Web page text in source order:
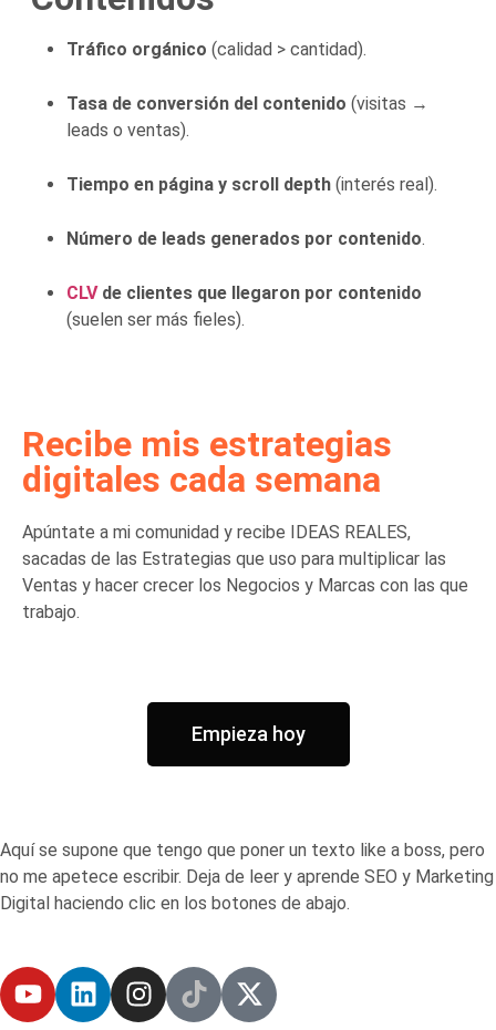
Tráfico orgánico (calidad > cantidad).
Tasa de conversión del contenido (visitas →
leads o ventas).
Tiempo en página y scroll depth(interés real).
Número de leads generados por contenido.
CLVde clientes que llegaron por contenido
(suelen ser más fieles).
Recibe mis estrategias
digitales cada semana
Apúntate a mi comunidad y recibe IDEAS REALES,
sacadas de las Estrategias que uso para multiplicar las
Ventas y hacer crecer los Negocios y Marcas con las que
trabajo.
Empieza hoy
Aquí se supone que tengo que poner un texto like a boss, pero
no me apetece escribir. Deja de leer y aprende SEO y Marketing
Digital haciendo clic en los botones de abajo.